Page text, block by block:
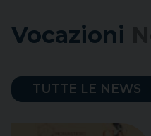
Vocazioni
TUTTE LE NEWS